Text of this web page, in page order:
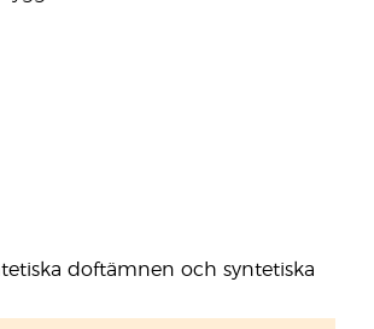
doftämnen och syntetiska